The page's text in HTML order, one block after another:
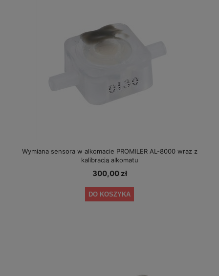
Wymiana sensora w alkomacie PROMILER AL-8000 wraz z
kalibracją alkomatu
300,00 zł
DO KOSZYKA